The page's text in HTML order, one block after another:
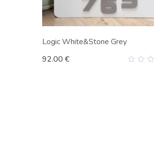
Logic White&Stone Grey
92.00 €